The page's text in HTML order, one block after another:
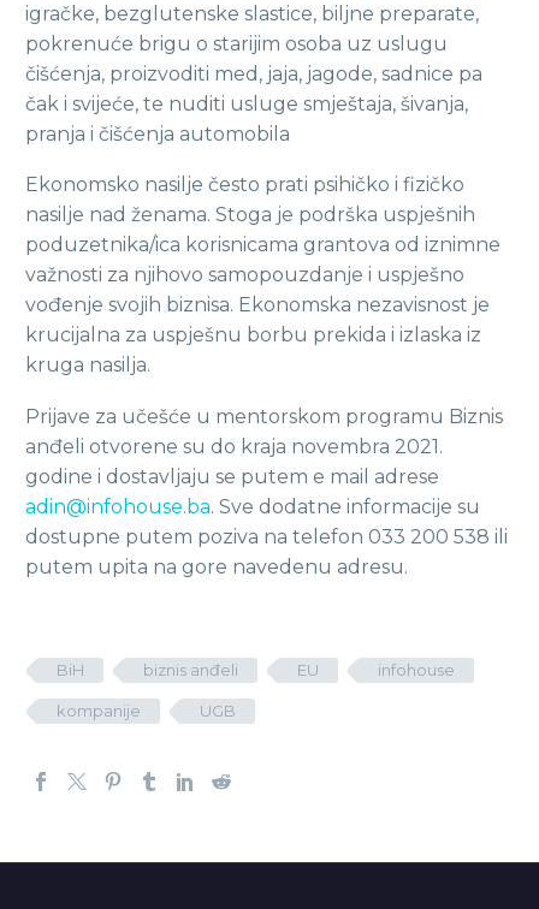
igračke, bezglutenske slastice, biljne preparate,
pokrenuće brigu o starijim osoba uz uslugu
čišćenja, proizvoditi med, jaja, jagode, sadnice pa
čak i svijeće, te nuditi usluge smještaja, šivanja,
pranja i čišćenja automobila
Ekonomsko nasilje često prati psihičko i fizičko
nasilje nad ženama. Stoga je podrška uspješnih
poduzetnika/ica korisnicama grantova od iznimne
važnosti za njihovo samopouzdanje i uspješno
vođenje svojih biznisa. Ekonomska nezavisnost je
krucijalna za uspješnu borbu prekida i izlaska iz
kruga nasilja.
Prijave za učešće u mentorskom programu Biznis
anđeli otvorene su do kraja novembra 2021.
godine i dostavljaju se putem e mail adrese
adin@infohouse.ba. Sve dodatne informacije su
dostupne putem poziva na telefon 033 200 538 ili
putem upita na gore navedenu adresu.
BiH biznis anđeli EU infohouse
kompanije UGB